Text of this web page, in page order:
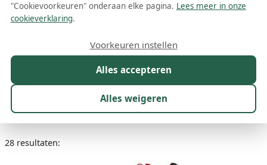
Adidas Fortarun schoenen staan bekend om hun comfort, stijl en
duurzaamheid. Het populaire model Fortarun is ontworpen met
perfecte mix van functionaliteit en modieuze uitstraling. Door het
gebruik van hoogwaardige materialen en geavanceerde
technologieën, zorgt Adidas ervoor dat de Fortarun schoenen de
perfecte keuze zijn voor iedereen die op zoek is naar comfortabele
Sneakers
Maat Merk 1 Model 1 Kleur Prijs
28 resultaten:
"Cookievoorkeuren" onderaan elke pagina. Lees meer in onze
cookieverklaring.
Alles accepteren
Alles weigeren
Voorkeuren instellen